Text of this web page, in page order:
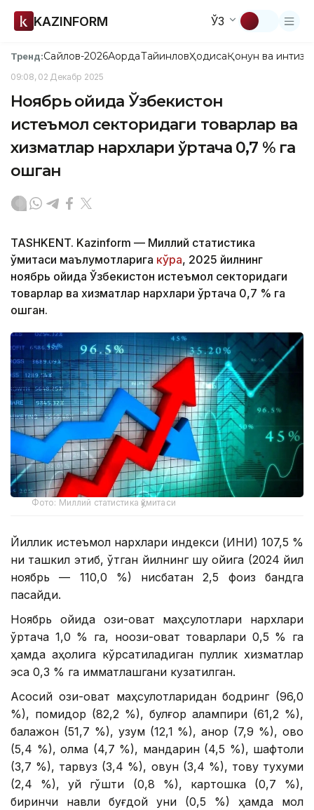
KAZINFORM ЎЗ
Тренд:Сайлов-2026АқордаТайинловҲодисаҚонун ва
09:08, 02 Декабр 2025
Ноябрь ойида Ўзбекистон
истеъмол секторидаги товарлар ва
хизматлар нархлари ўртача 0,7 % га
ошган
TASHKENT. Kazinform — Миллий статистика
қўмитаси маълумотларига кўра, 2025 йилнинг
ноябрь ойида Ўзбекистон истеъмол секторидаги
товарлар ва хизматлар нархлари ўртача 0,7 % га
ошган.
Фото: Миллий статистика қўмитаси
Йиллик истеъмол нархлари индекси (ИНИ) 107,5 %
ни ташкил этиб, ўтган йилнинг шу ойига (2024 йил
ноябрь — 110,0 %) нисбатан 2,5 фоиз бандга
пасайди.
Ноябрь ойида озиқ-овқат маҳсулотлари нархлари
ўртача 1,0 % га, ноозиқ-овқат товарлари 0,5 % га
ҳамда аҳолига кўрсатиладиган пуллик хизматлар
эса 0,3 % га қимматлашгани кузатилган.
Асосий озиқ-овқат маҳсулотларидан бодринг (96,0
%), помидор (82,2 %), булғор қалампири (61,2 %),
бақлажон (51,7 %), узум (12,1 %), анор (7,9 %), қовоқ
(5,4 %), олма (4,7 %), мандарин (4,5 %), шафтоли
(3,7 %), тарвуз (3,4 %), қовун (3,4 %), товуқ тухуми
(2,4 %), қуй гўшти (0,8 %), картошка (0,7 %),
биринчи навли буғдой уни (0,5 %) ҳамда мол